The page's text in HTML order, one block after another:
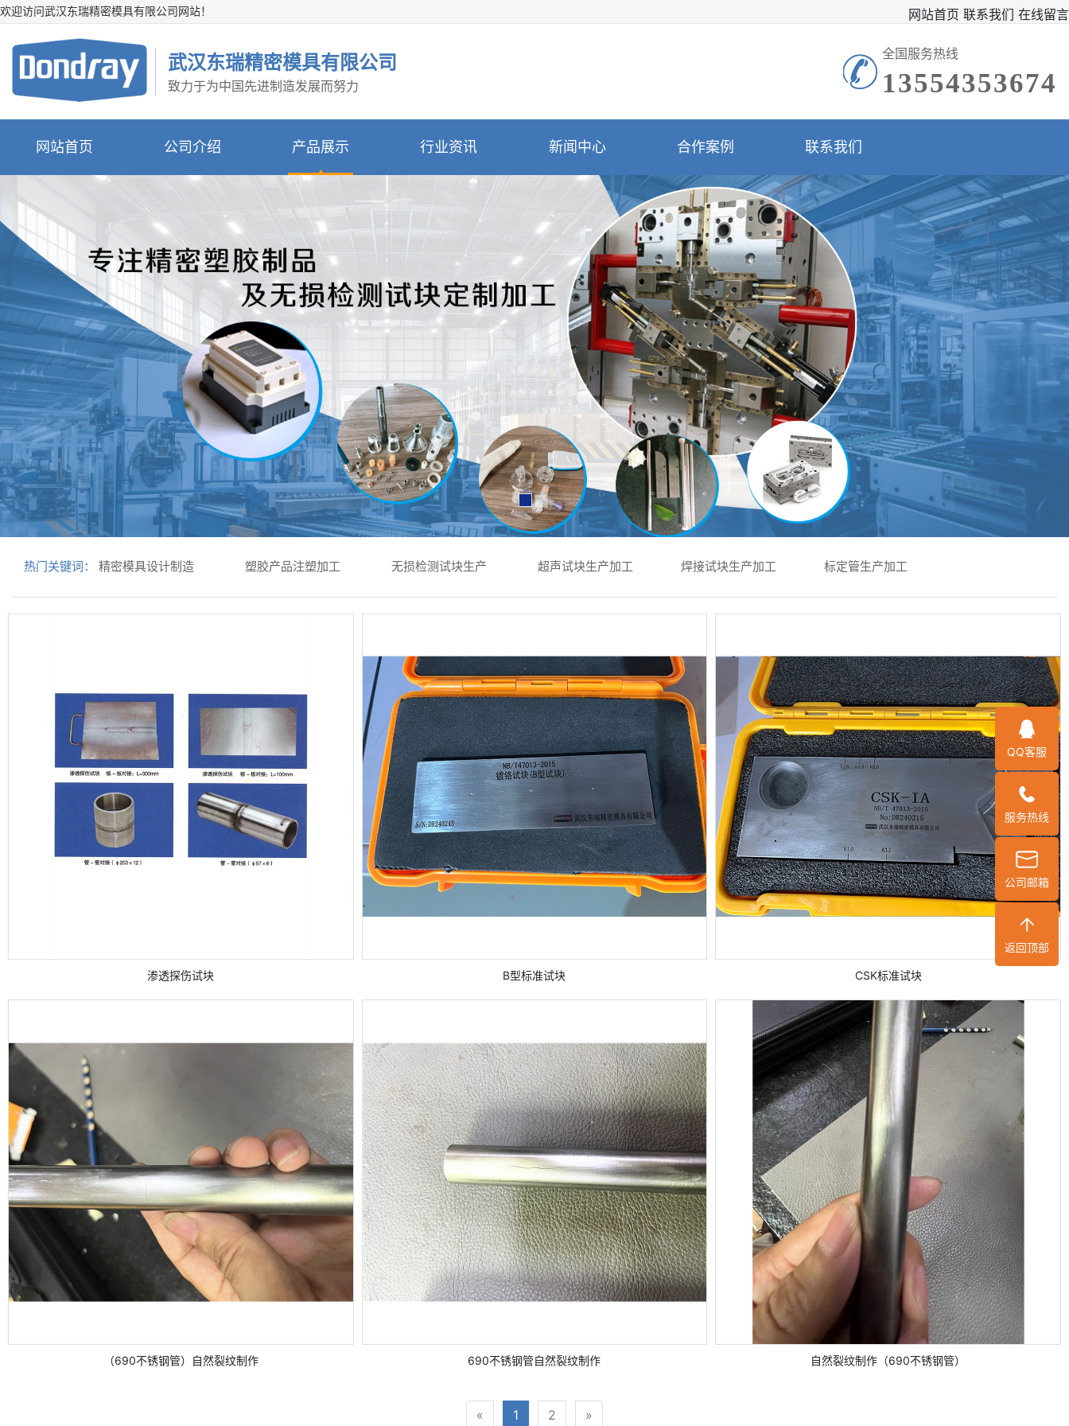
欢迎访问武汉东瑞精密模具有限公司网站！ 网站首页 联系我们 在线留言
武汉东瑞精密模具有限公司
致力于为中国先进制造发展而努力
全国服务热线
13554353674
网站首页 公司介绍 产品展示 行业资讯 新闻中心 合作案例 联系我们
热门关键词： 精密模具设计制造 塑胶产品注塑加工 无损检测试块生产 超声试块生产加工 焊接试块生产加工 标定管生产加工
渗透探伤试块 B型标准试块 CSK标准试块
（690不锈钢管）自然裂纹制作 690不锈钢管自然裂纹制作 自然裂纹制作（690不锈钢管）
« 1 2 »
QQ客服
服务热线
公司邮箱
返回顶部